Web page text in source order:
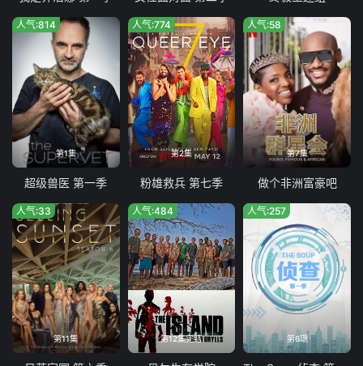
第1集
人气:814
超级兽医 第一季
第2集
人气:774
粉雄救兵 第七季
第7集
人气:58
做个非洲富豪吧
第11集
人气:33
第12集完结
人气:484
第6期
人气:257